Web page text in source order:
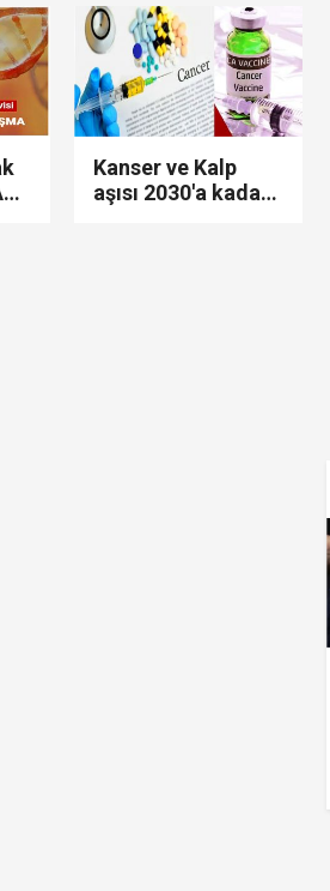
evine, ikisi görevine, Öcalan
mutlu son!
Veli Ağbaba'nın
ankette YENİ Parti'nin
Kanser ve Kalp
aşısı 2030'a kadar